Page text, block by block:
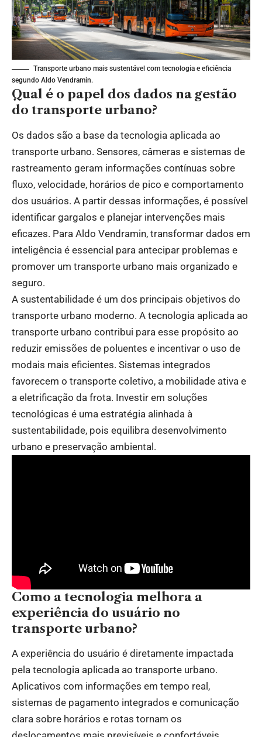
Transporte urbano mais sustentável com tecnologia e eficiência
segundo Aldo Vendramin.
Qual é o papel dos dados na gestão
do transporte urbano?
Os dados são a base da tecnologia aplicada ao
transporte urbano. Sensores, câmeras e sistemas de
rastreamento geram informações contínuas sobre
fluxo, velocidade, horários de pico e comportamento
dos usuários. A partir dessas informações, é possível
identificar gargalos e planejar intervenções mais
eficazes. Para Aldo Vendramin, transformar dados em
inteligência é essencial para antecipar problemas e
promover um transporte urbano mais organizado e
seguro.
A sustentabilidade é um dos principais objetivos do
transporte urbano moderno. A tecnologia aplicada ao
transporte urbano contribui para esse propósito ao
reduzir emissões de poluentes e incentivar o uso de
modais mais eficientes. Sistemas integrados
favorecem o transporte coletivo, a mobilidade ativa e
a eletrificação da frota. Investir em soluções
tecnológicas é uma estratégia alinhada à
sustentabilidade, pois equilibra desenvolvimento
urbano e preservação ambiental.
Como a tecnologia melhora a
experiência do usuário no
transporte urbano?
A experiência do usuário é diretamente impactada
pela tecnologia aplicada ao transporte urbano.
Aplicativos com informações em tempo real,
sistemas de pagamento integrados e comunicação
clara sobre horários e rotas tornam os